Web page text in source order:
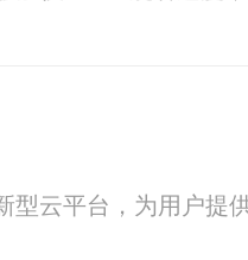
云平台，为用户提